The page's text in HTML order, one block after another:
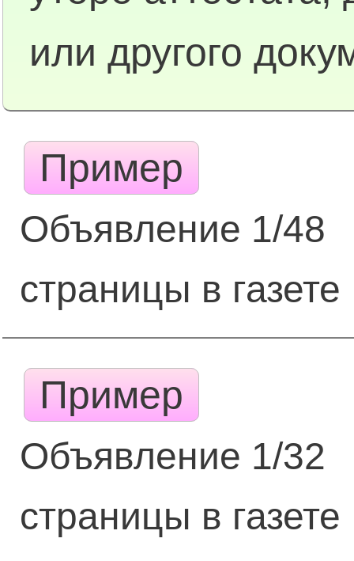
или другого
Пример
Объявление 1/48
страницы в газете
Пример
Объявление 1/32
страницы в газете